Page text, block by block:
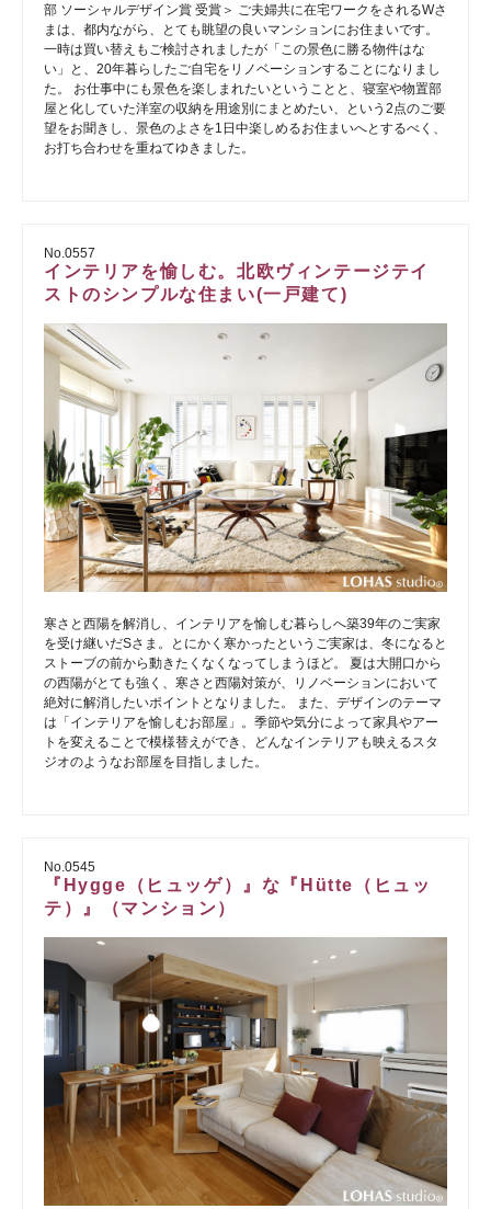
部 ソーシャルデザイン賞 受賞＞ ご夫婦共に在宅ワークをされるWさ
まは、都内ながら、とても眺望の良いマンションにお住まいです。
一時は買い替えもご検討されましたが「この景色に勝る物件はな
い」と、20年暮らしたご自宅をリノベーションすることになりまし
た。 お仕事中にも景色を楽しまれたいということと、寝室や物置部
屋と化していた洋室の収納を用途別にまとめたい、という2点のご要
望をお聞きし、景色のよさを1日中楽しめるお住まいへとするべく、
お打ち合わせを重ねてゆきました。
No.0557
インテリアを愉しむ。北欧ヴィンテージテイ
ストのシンプルな住まい(一戸建て)
寒さと西陽を解消し、インテリアを愉しむ暮らしへ築39年のご実家
を受け継いだSさま。とにかく寒かったというご実家は、冬になると
ストーブの前から動きたくなくなってしまうほど。 夏は大開口から
の西陽がとても強く、寒さと西陽対策が、リノベーションにおいて
絶対に解消したいポイントとなりました。 また、デザインのテーマ
は「インテリアを愉しむお部屋」。季節や気分によって家具やアー
トを変えることで模様替えができ、どんなインテリアも映えるスタ
ジオのようなお部屋を目指しました。
No.0545
『Hygge（ヒュッゲ）』な『Hütte（ヒュッ
テ）』（マンション）